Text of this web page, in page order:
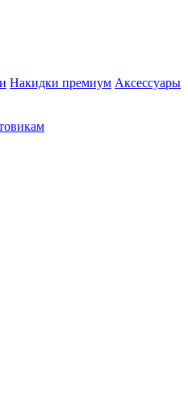
Накидки премиум Аксессуары